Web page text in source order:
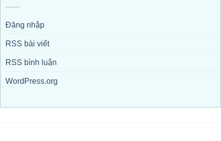
Đăng nhập
RSS bài viết
RSS bình luận
WordPress.org